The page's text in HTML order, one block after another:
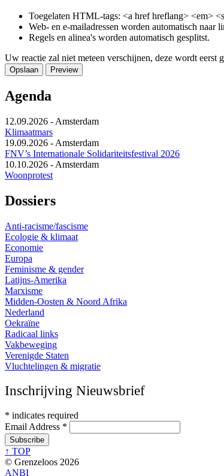
Toegelaten HTML-tags: <a href hreflang> <em>
Web- en e-mailadressen worden automatisch naar
Regels en alinea's worden automatisch gesplitst.
Uw reactie zal niet meteen verschijnen, deze wordt eerst
Agenda
12.09.2026 - Amsterdam
Klimaatmars
19.09.2026 - Amsterdam
FNV’s Internationale Solidariteitsfestival 2026
10.10.2026 - Amsterdam
Woonprotest
Dossiers
Anti-racisme/fascisme
Ecologie & klimaat
Economie
Europa
Feminisme & gender
Latijns-Amerika
Marxisme
Midden-Oosten & Noord Afrika
Nederland
Oekraïne
Radicaal links
Vakbeweging
Verenigde Staten
Vluchtelingen & migratie
Inschrijving Nieuwsbrief
* indicates required
Email Address *
↑ TOP
© Grenzeloos 2026
ANBI